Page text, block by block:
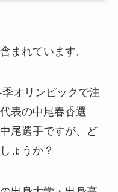
まれています。
オリンピックで注
表の中尾春香選
尾選手ですが、ど
ょうか？